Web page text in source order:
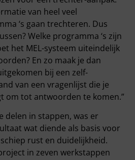
van heel veel
‘s gaan trechteren. Dus
Welke programma ‘s zijn
het MEL-systeem uiteindelijk
En zo maak je dan
bij een zelf-
van een vragenlijst die je
om tot antwoorden te komen.”
delen in stappen, was er
wat diende als basis voor
rust en duidelijkheid.
in zeven werkstappen